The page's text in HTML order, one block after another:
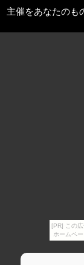
[PR] この広
ホームペ
主催をあなたのも